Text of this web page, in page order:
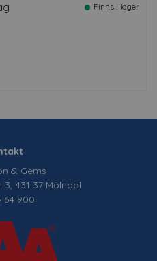
Finns i lager
& Gems
431 37 Mölndal
64 900